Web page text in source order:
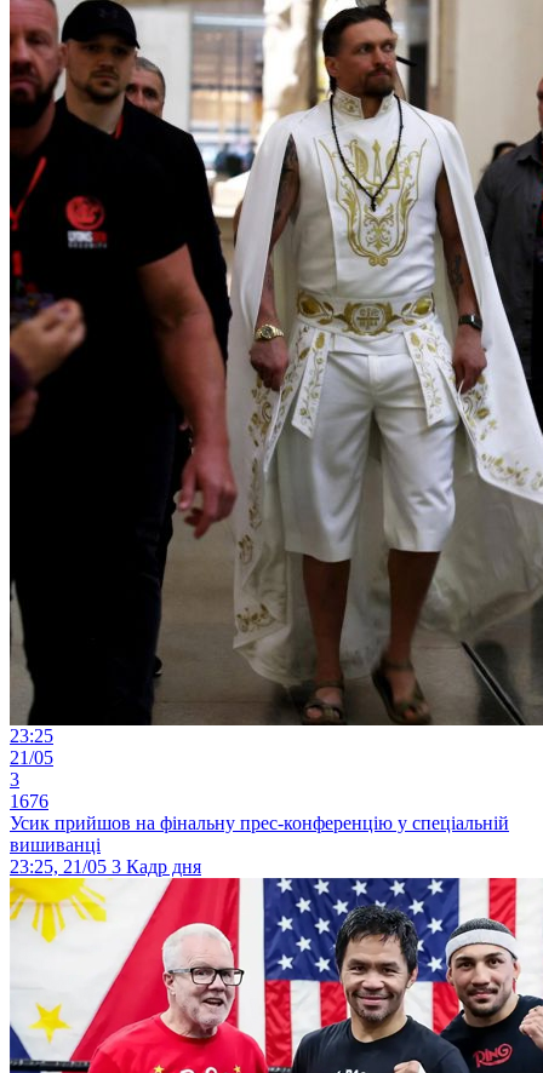
23:25
21/05
3
1676
Усик прийшов на фінальну прес-конференцію у спеціальній
вишиванці
23:25, 21/05 3 Кадр дня